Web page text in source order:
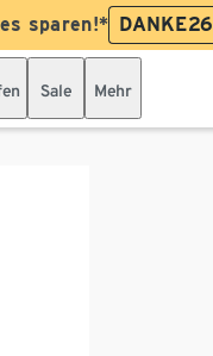
sparen!* DANKE26
Sale Mehr